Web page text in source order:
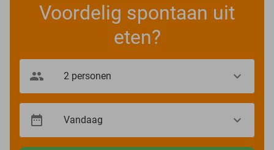
Voordelig spontaan uit
eten?